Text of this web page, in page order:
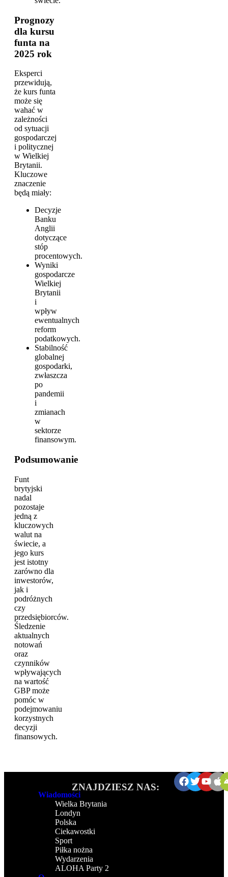
Prognozy
dla kursu
funta na
2025 rok
Eksperci
przewidują,
że kurs funta
może się
wahać w
zależności
od sytuacji
gospodarczej
i politycznej
w Wielkiej
Brytanii.
Kluczowe
znaczenie
będą miały:
Decyzje
Banku
Anglii
dotyczące
stóp
procentowych.
Wyniki
gospodarcze
Wielkiej
Brytanii
i
wpływ
ewentualnych
reform
podatkowych.
Stabilność
globalnej
gospodarki,
zwłaszcza
po
pandemii
i
zmianach
w
sektorze
finansowym.
Podsumowanie
Funt
brytyjski
nadal
pozostaje
jedną z
kluczowych
walut na
świecie, a
jego kurs
jest istotny
zarówno dla
inwestorów,
jak i
podróżnych
czy
przedsiębiorców.
Śledzenie
aktualnych
notowań
oraz
czynników
wpływających
na wartość
GBP może
pomóc w
podejmowaniu
korzystnych
decyzji
finansowych.
Wiadomości
Wielka Brytania
Londyn
Polska
Ciekawostki
Sport
Piłka nożna
Wydarzenia
ALOHA Party 2
ZNAJDZIESZ NAS: